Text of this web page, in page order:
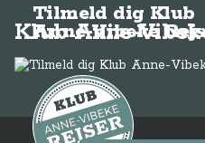
Klub Anne-
Tilmeld dig Klub
Anne-Vibeke